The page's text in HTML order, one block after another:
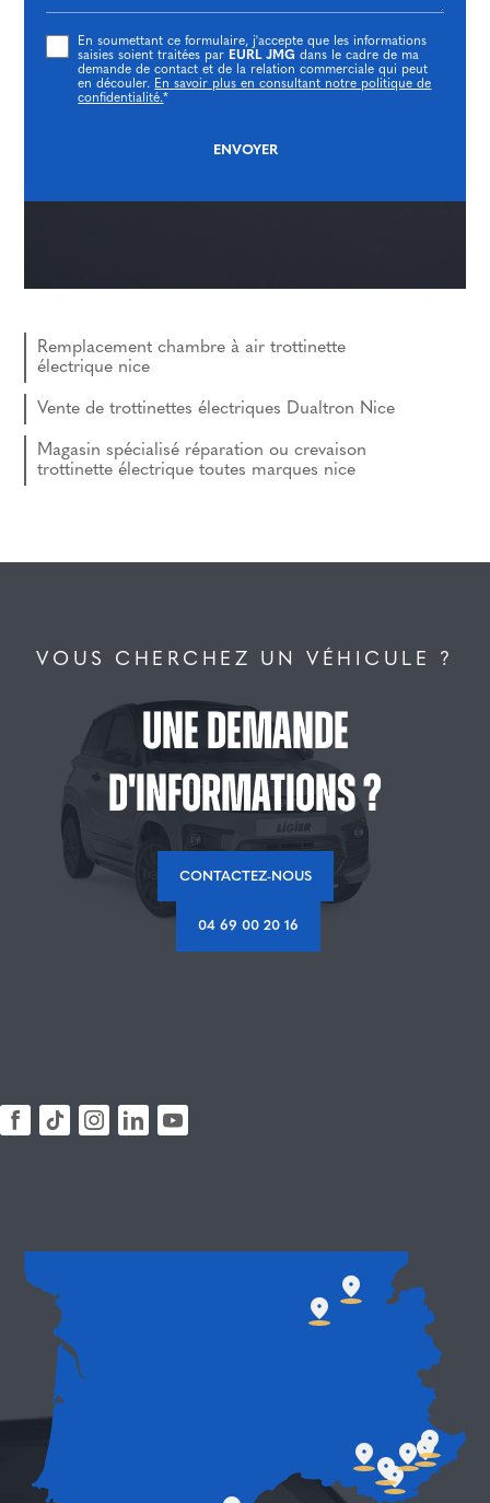
En soumettant ce formulaire, j'accepte que les informations
saisies soient traitées par EURL JMG dans le cadre de ma
demande de contact et de la relation commerciale qui peut
en découler. En savoir plus en consultant notre politique de
confidentialité.*
Remplacement chambre à air trottinette
électrique nice
Vente de trottinettes électriques Dualtron Nice
Magasin spécialisé réparation ou crevaison
trottinette électrique toutes marques nice
VOUS CHERCHEZ UN VÉHICULE ?
Une demande
d'informations ?
CONTACTEZ-NOUS
04 69 00 20 16